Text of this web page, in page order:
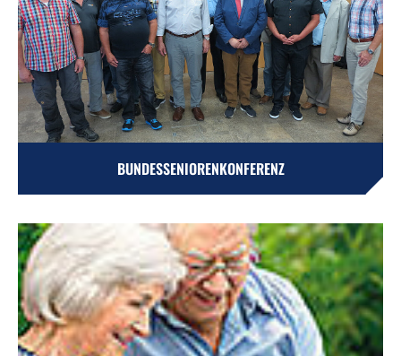
BUNDESSENIORENKONFERENZ